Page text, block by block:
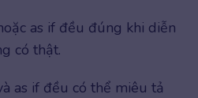
as if đều đúng khi diễn
có thật.
as if đều có thể miêu tả